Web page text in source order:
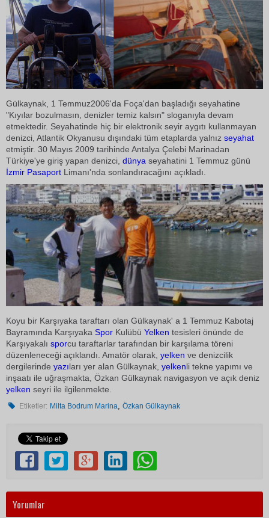
Gülkaynak, 1 Temmuz2006'da Foça'dan başladığı seyahatine
"Kıyılar bozulmasın, denizler temiz kalsın" sloganıyla devam
etmektedir. Seyahatinde hiç bir elektronik seyir aygıtı kullanmayan
denizci, Atlantik Okyanusu dışındaki tüm etaplarda yalnız seyahat
etmiştir. 30 Mayıs 2009 tarihinde Antalya Çelebi Marinadan
Türkiye'ye giriş yapan denizci, dünya seyahatini 1 Temmuz günü
İzmir Pasaport Limanı'nda sonlandıracağını açıkladı.
Koyu bir Karşıyaka taraftarı olan Gülkaynak' a 1 Temmuz Kabotaj
Bayramında Karşıyaka Spor Kulübü Yelken tesisleri önünde de
Karşıyakalı sporcu taraftarlar tarafından bir karşılama töreni
düzenleneceği açıklandı. Amatör olarak, yelken ve denizcilik
dergilerinde yazıları yer alan Gülkaynak, yelkenli tekne yapımı ve
inşaatı ile uğraşmakta, Özkan Gülkaynak navigasyon ve açık deniz
yelken seyri ile ilgilenmekte.
Etiketler: Milta Bodrum Marina,Özkan Gülkaynak
Yorumlar